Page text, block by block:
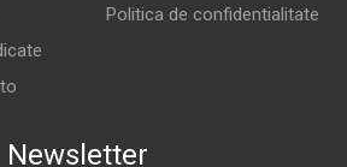
Politica de confidentialitate
Newsletter